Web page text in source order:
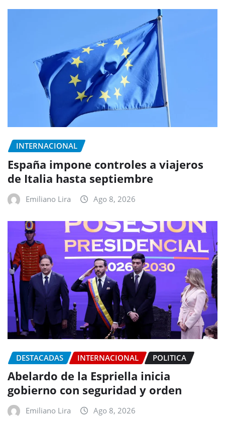
INTERNACIONAL
España impone controles a viajeros
de Italia hasta septiembre
Emiliano Lira Ago 8, 2026
DESTACADAS INTERNACIONAL POLITICA
Abelardo de la Espriella inicia
gobierno con seguridad y orden
Emiliano Lira Ago 8, 2026